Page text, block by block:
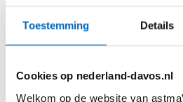
Toestemming Details
Cookies op nederland-davos.nl
Welkom op de website van